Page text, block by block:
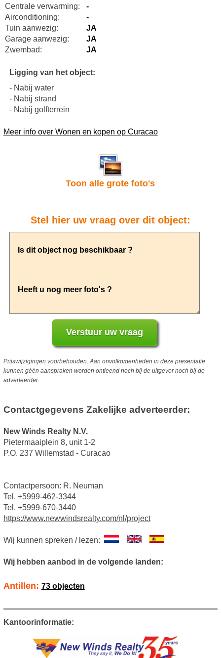
Centrale verwarming:
-
Airconditioning:
-
Tuin aanwezig:
JA
Garage aanwezig:
JA
Zwembad:
JA
Ligging van het object:
- Nabij water
- Nabij strand
- Nabij golfterrein
Meer info over Wonen en kopen op Curacao
Toon alle grote foto's
Stel hier uw vraag over dit object:
Prijswijzigingen voorbehouden. Aan onvolkomenheden in deze presentatie
kunnen géén aanspraken worden ontleend noch bij de uitgever noch bij de
adverteerder.
Contactgegevens Zakelijke adverteerder:
New Winds Realty N.V.
Pietermaaiplein 8, unit 1-2
P.O. 237 Willemstad - Curacao
Contactpersoon: R. Neuman
Tel. +5999-462-3344
Tel. +5999-670-3440
https://www.newwindsrealty.com/nl/project
Wij kunnen spreken / lezen:
Wij hebben aanbod in de volgende landen:
Antillen: 73 objecten
Kantoorinformatie: